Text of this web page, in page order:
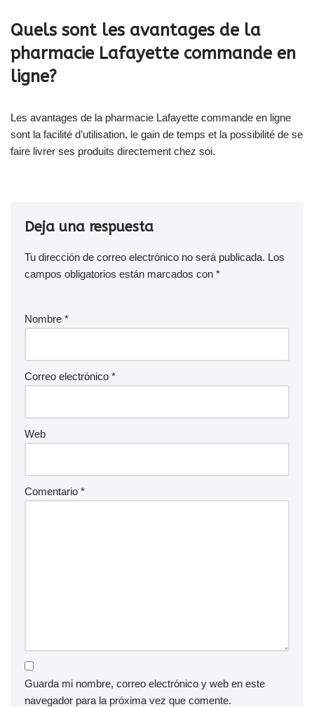
Quels sont les avantages de la
pharmacie Lafayette commande en
ligne?
Les avantages de la pharmacie Lafayette commande en ligne
sont la facilité d’utilisation, le gain de temps et la possibilité de se
faire livrer ses produits directement chez soi.
Deja una respuesta
Tu dirección de correo electrónico no será publicada. Los
campos obligatorios están marcados con *
Nombre *
Correo electrónico *
Web
Comentario *
Guarda mi nombre, correo electrónico y web en este
navegador para la próxima vez que comente.